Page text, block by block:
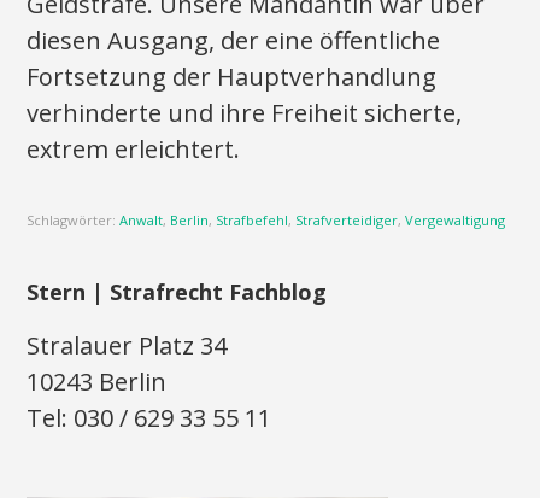
diesen Ausgang, der eine öffentliche
Fortsetzung der Hauptverhandlung
verhinderte und ihre Freiheit sicherte,
extrem erleichtert.
Schlagwörter:Anwalt, Berlin, Strafbefehl, Strafverteidiger,Vergewaltigung
Stern | Strafrecht Fachblog
Stralauer Platz 34
10243 Berlin
Tel: 030 / 629 33 55 11